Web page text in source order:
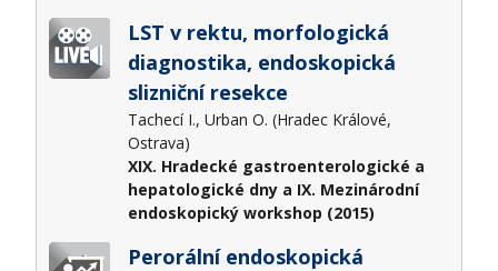
LST v rektu, morfologická
diagnostika, endoskopická
slizniční resekce
Tachecí I., Urban O. (Hradec Králové,
Ostrava)
XIX. Hradecké gastroenterologické a
hepatologické dny a IX. Mezinárodní
endoskopický workshop (2015)
Perorální endoskopická